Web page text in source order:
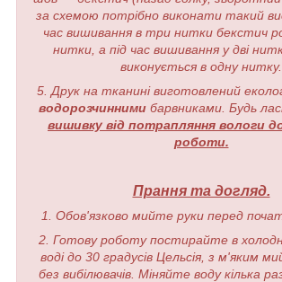
за схемою потрібно виконати такий
час вишивання в три нитки бекстич
нитки, а під час вишивання у дві
виконується в одну нитку.
5. Друк на тканині виготовлений
водорозчинними барвниками. Будь
вишивку від потрапляння вологи до
роботи.
Прання та догляд.
1. Обов'язково мийте руки перед
2. Готову роботу постирайте в
воді до 30 градусів Цельсія, з м'яким
без вибілювачів. Міняйте воду кілька